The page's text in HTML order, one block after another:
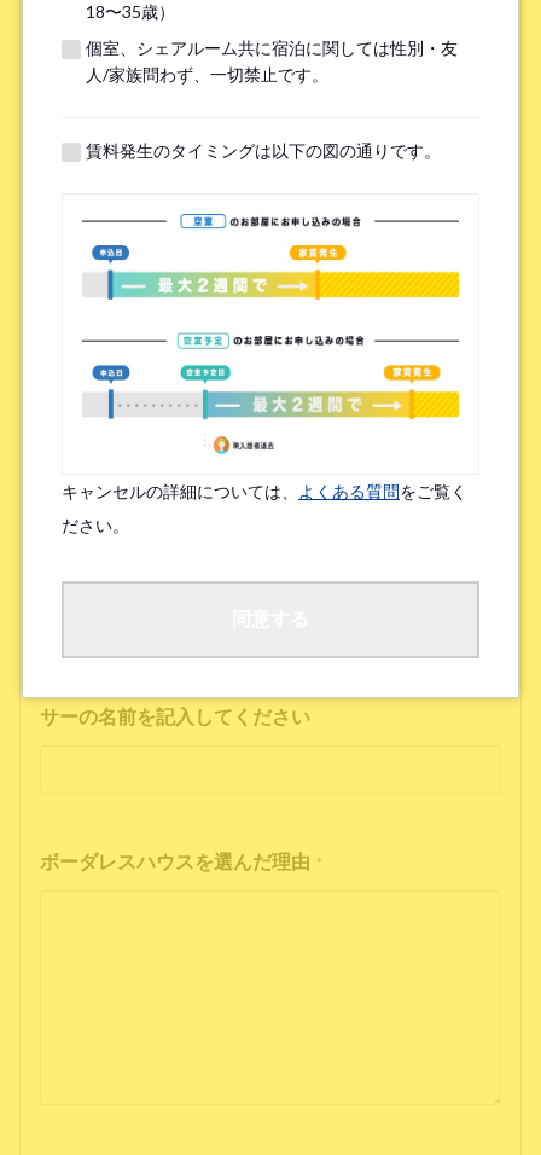
※無職の方は無しとご記入ください
提携機関 ※以下の提携機関に所属されている方はお選び下さい。
ボーダレスハウスを知ったきっかけ *
検索エンジン（Google／Yahoo! など）
広告を見て（Google広告／SNS広告 など）
物件ポータルサイト
ブログやWeb記事を読んで
友人/知人からの口コミ
所属先からの紹介
SNSインフルエンサーの投稿を見た
サーの名前を記入してください
ボーダレスハウスを選んだ理由 *
18〜35歳）
個室、シェアルーム共に宿泊に関しては性別・友
人/家族問わず、一切禁止です。
賃料発生のタイミングは以下の図の通りです。
キャンセルの詳細については、 よくある質問をご覧く
ださい。